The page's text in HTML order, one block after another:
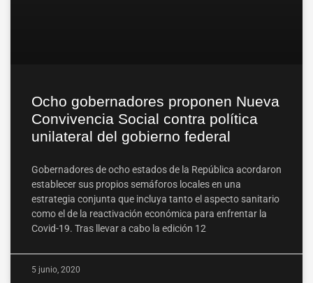
Ocho gobernadores proponen Nueva
Convivencia Social contra política
unilateral del gobierno federal
Gobernadores de ocho estados de la República acordaron
establecer sus propios semáforos locales en una
estrategia conjunta que incluya tanto el aspecto sanitario
como el de la reactivación económica para enfrentar la
Covid-19. Tras llevar a cabo la edición 12
5 junio, 2020